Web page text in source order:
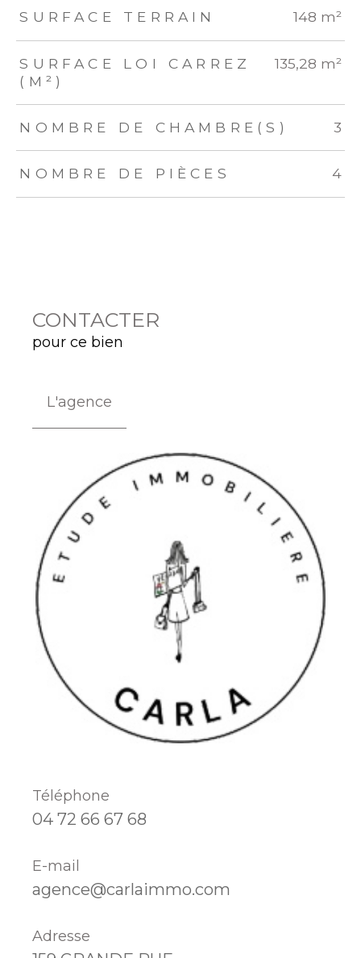
SURFACE TERRAIN 148 m²
SURFACE LOI CARREZ
(M²)
135,28 m²
NOMBRE DE CHAMBRE(S) 3
NOMBRE DE PIÈCES 4
CONTACTER
pour ce bien
L'agence
Téléphone
04 72 66 67 68
E-mail
agence@carlaimmo.com
Adresse